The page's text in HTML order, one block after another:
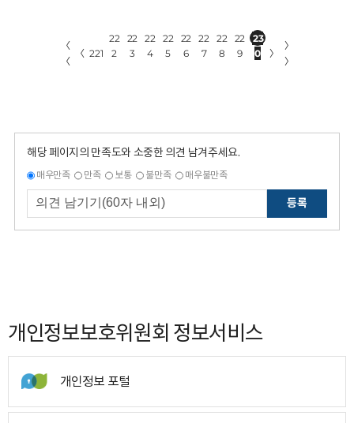
〈
〈
〈 221
22
2
22
3
22
4
22
5
22
6
22
7
22
8
22
9
23
0
〉
〉
〉
해당 페이지의 만족도와 소중한 의견 남겨주세요.
매우만족 만족 보통 불만족 매우불만족
등록
개인정보보호위원회 정보서비스
개인정보 포털